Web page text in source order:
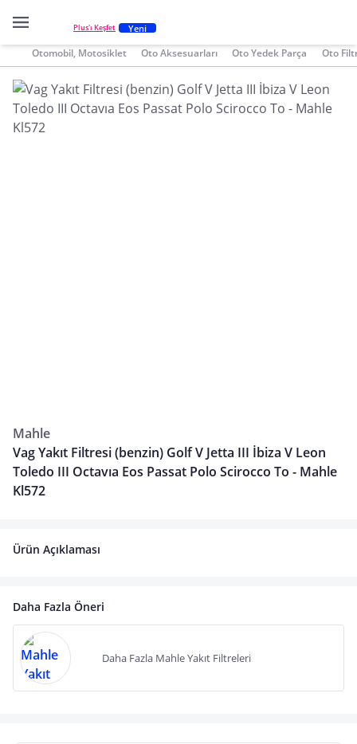
Plus'ı Keşfet Yeni
Otomobil, Motosiklet Oto Aksesuarları Oto Yedek Parça Oto
Mahle
Vag Yakıt Filtresi (benzin) Golf V Jetta III İbiza V Leon
Toledo III Octavıa Eos Passat Polo Scirocco To - Mahle
Kl572
Ürün Açıklaması
Daha Fazla Öneri
Daha Fazla Mahle Yakıt Filtreleri